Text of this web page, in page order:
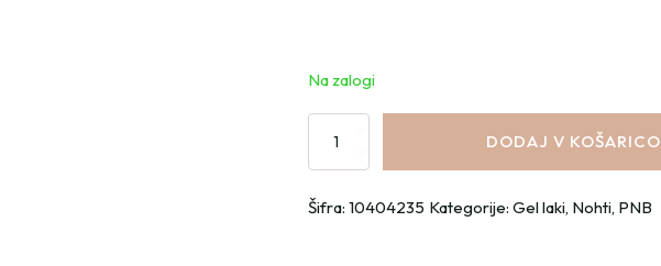
Na zalogi
-
DODAJ V KOŠARICO
Šifra: 10404235 Kategorije: Gel laki, Nohti, PNB